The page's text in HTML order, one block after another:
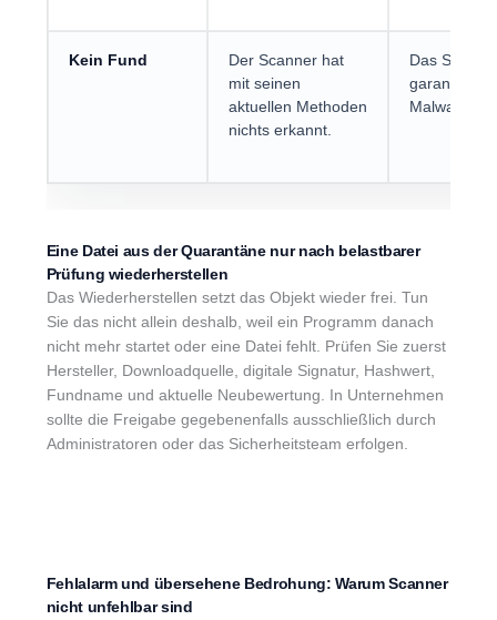
Kein Fund
Der Scanner hat
mit seinen
aktuellen Methoden
nichts erkannt.
Das System
garantiert
Malware.
Eine Datei aus der Quarantäne nur nach belastbarer
Prüfung wiederherstellen
Das Wiederherstellen setzt das Objekt wieder frei. Tun
Sie das nicht allein deshalb, weil ein Programm danach
nicht mehr startet oder eine Datei fehlt. Prüfen Sie zuerst
Hersteller, Downloadquelle, digitale Signatur, Hashwert,
Fundname und aktuelle Neubewertung. In Unternehmen
sollte die Freigabe gegebenenfalls ausschließlich durch
Administratoren oder das Sicherheitsteam erfolgen.
Fehlalarm und übersehene Bedrohung: Warum Scanner
nicht unfehlbar sind